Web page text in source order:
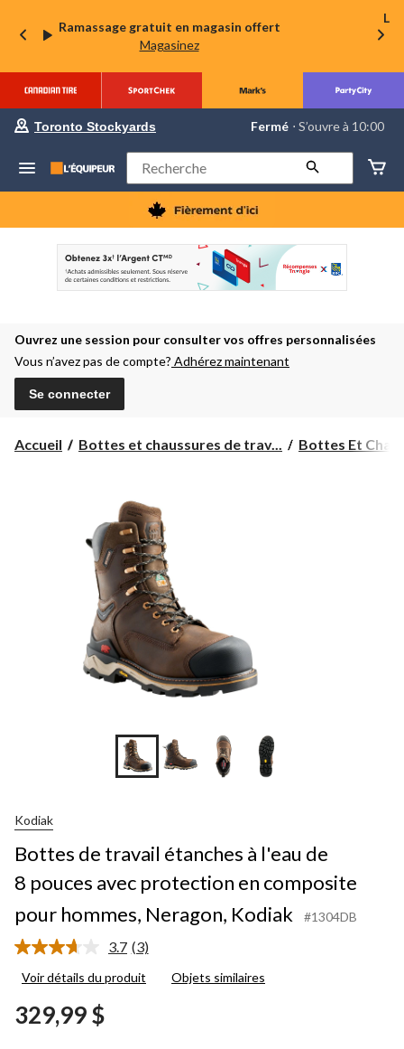
Ramassage gratuit en magasin offert
Magasinez
La
préféré
Toronto
Stockyards,
courament
Fermé,
à
à
10:00
Toronto Stockyards Fermé ⋅ S’ouvre à 10:00
Rechercher
Ouvrez une session pour consulter vos offres personnalisées
Vous n’avez pas de compte? Adhérez maintenant
Se connecter
Accueil Bottes et chaussures de trav... Bottes Et
Kodiak
Bottes de travail étanches à l'eau de
8 pouces avec protection en composite
pour hommes, Neragon, Kodiak
#1304DB
3.7 Lire
3
(3)
Voir détails du produit Objets similaires
329,99 $